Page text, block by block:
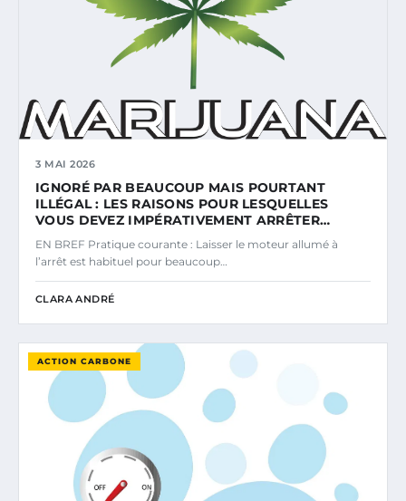
3 MAI 2026
IGNORÉ PAR BEAUCOUP MAIS POURTANT
ILLÉGAL : LES RAISONS POUR LESQUELLES
VOUS DEVEZ IMPÉRATIVEMENT ARRÊTER…
EN BREF Pratique courante : Laisser le moteur allumé à
l’arrêt est habituel pour beaucoup…
CLARA ANDRÉ
ACTION CARBONE